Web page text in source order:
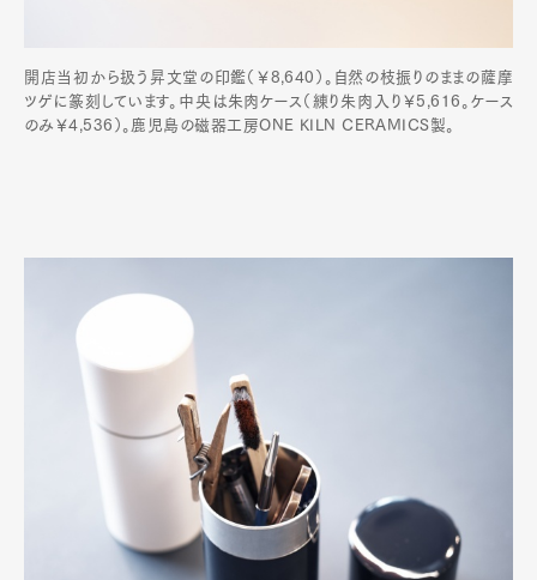
開店当初から扱う昇文堂の印鑑（￥8,640）。自然の枝振りのままの薩摩
ツゲに篆刻しています。中央は朱肉ケース（練り朱肉入り￥5,616。ケース
のみ￥4,536）。鹿児島の磁器工房ONE KILN CERAMICS製。